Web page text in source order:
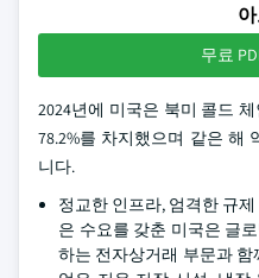
무료
2024년에 미국은 북미 콜드
78.2%를 차지했으며 같은 해
니다.
정교한 인프라, 엄격한 규
은 수요를 갖춘 미국은 글
하는 전자상거래 부문과